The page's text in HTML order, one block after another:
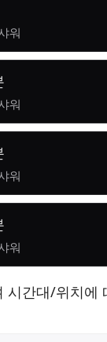
워
워
워
워
시간대/위치에